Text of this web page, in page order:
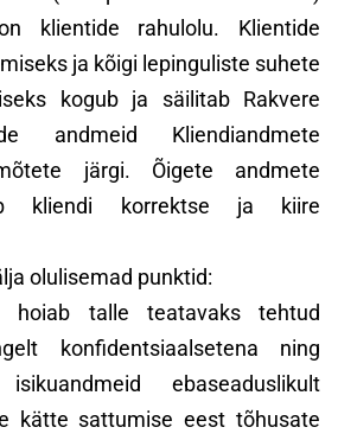
klientide rahulolu. Klientide
ja kõigi lepinguliste suhete
kogub ja säilitab Rakvere
andmeid Kliendiandmete
järgi. Õigete andmete
kliendi korrektse ja kiire
olulisemad punktid:
hoiab talle teatavaks tehtud
konfidentsiaalsetena ning
ebaseaduslikult
kätte sattumise eest tõhusate